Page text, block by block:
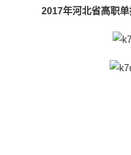
2017年河北省高职